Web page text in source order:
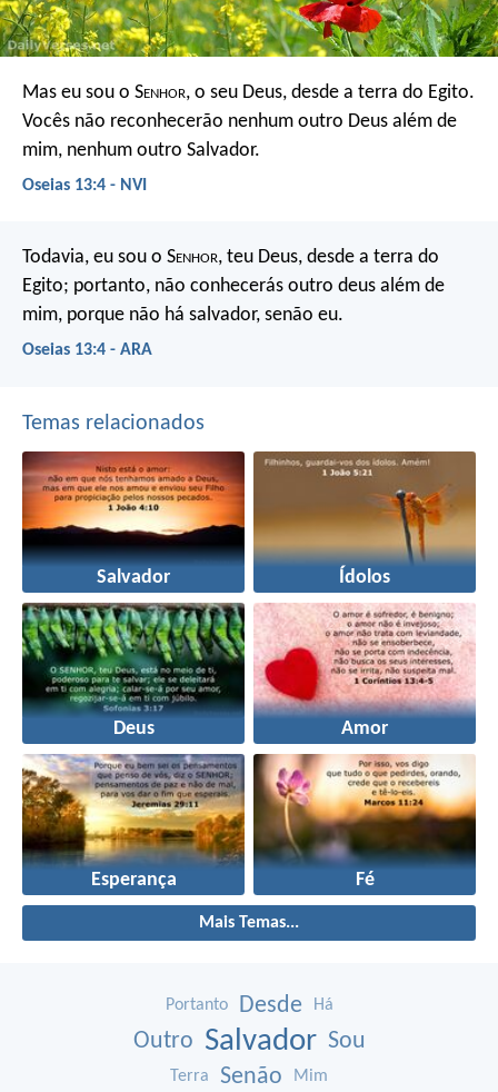
Mas eu sou o Senhor, o seu Deus, desde a terra do Egito.
Vocês não reconhecerão nenhum outro Deus além de
mim, nenhum outro Salvador.
Oseias 13:4 - NVI
Todavia, eu sou o Senhor, teu Deus, desde a terra do
Egito; portanto, não conhecerás outro deus além de
mim, porque não há salvador, senão eu.
Oseias 13:4 - ARA
Temas relacionados
Salvador Ídolos
Deus Amor
Esperança Fé
Mais Temas...
Portanto Desde Há
Outro Salvador Sou
Terra Senão Mim